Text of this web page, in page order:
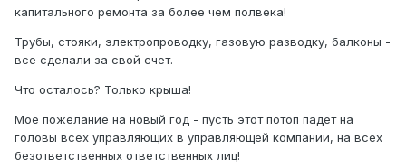
капитального ремонта за более чем полвека!
Трубы, стояки, электропроводку, газовую разводку, балконы -
все сделали за свой счет.
Что осталось? Только крыша!
Мое пожелание на новый год - пусть этот потоп падет на
головы всех управляющих в управляющей компании, на всех
безответственных ответственных лиц!